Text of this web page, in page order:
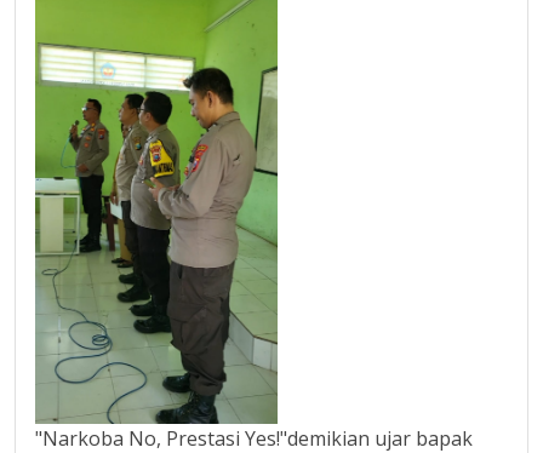
"Narkoba No, Prestasi Yes!"demikian ujar bapak